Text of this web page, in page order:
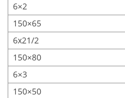
6×2
150×65
6x21/2
150×80
6×3
150×50